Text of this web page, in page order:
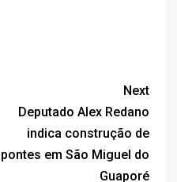
Next
Deputado Alex Redano
indica construção de
pontes em São Miguel do
Guaporé